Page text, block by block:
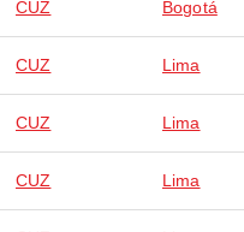
CUZ Bogotá
CUZ Lima
CUZ Lima
CUZ Lima